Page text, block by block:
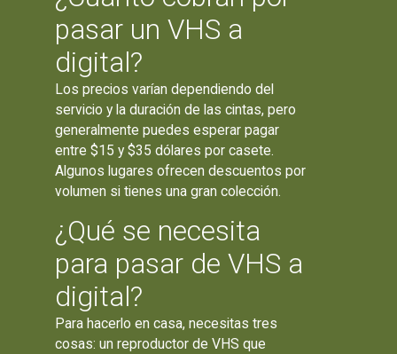
pasar un VHS a
digital?
Los precios varían dependiendo del
servicio y la duración de las cintas, pero
generalmente puedes esperar pagar
entre $15 y $35 dólares por casete.
Algunos lugares ofrecen descuentos por
volumen si tienes una gran colección.
¿Qué se necesita
para pasar de VHS a
digital?
Para hacerlo en casa, necesitas tres
cosas: un reproductor de VHS que